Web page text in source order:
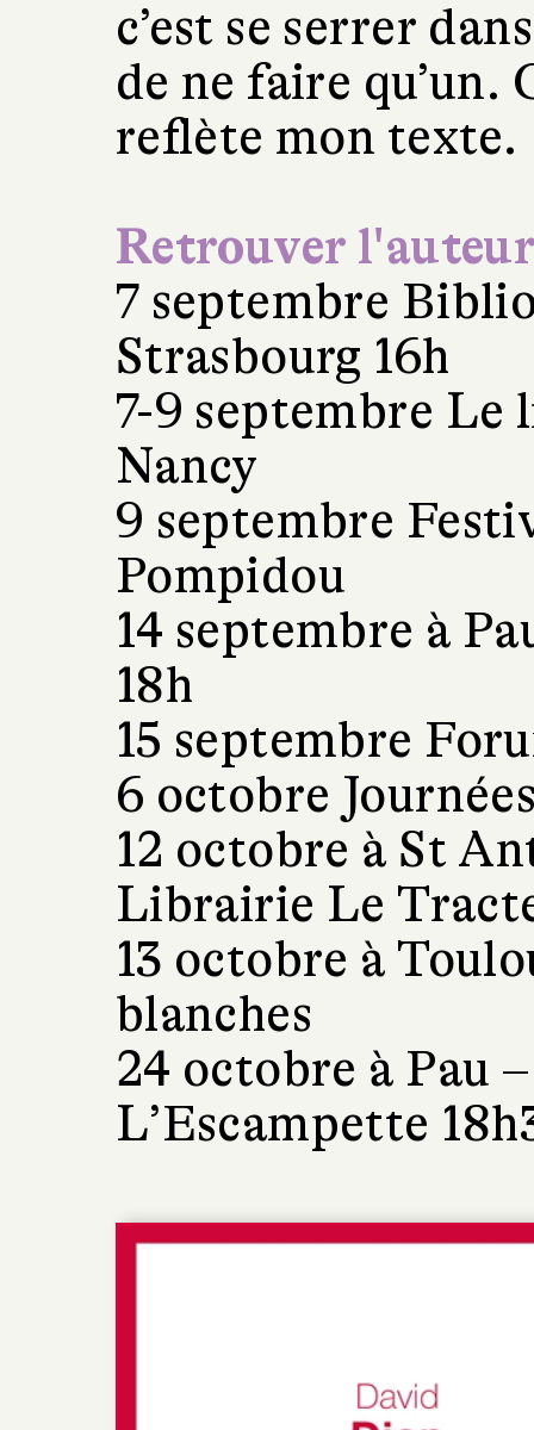
c’est se serrer
de ne faire qu’un.
reflète mon texte.
Retrouver
7 septembre
Strasbourg 16h
7-9 septembre Le
Nancy
9 septembre
Pompidou
14 septembre à
18h
15 septembre
6 octobre
12 octobre à St
Librairie Le
13 octobre à
blanches
24 octobre à Pau
L’Escampette